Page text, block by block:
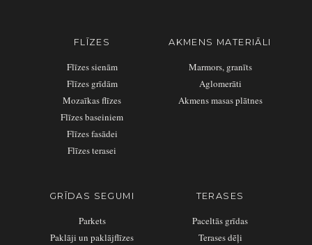
FLĪZES
Flīzes sienām
Flīzes grīdām
Mozaīkas flīzes
Flīzes baseiniem
Flīzes fasādei
Flīzes terasei
AKMENS MATERIĀLI
Marmors, granīts
Aglomerāti
Akmens masas plātnes
GRĪDAS SEGUMI
Parkets
Paklāji un paklājflīzes
TERASES
Paceltās grīdas
Terases dēļi